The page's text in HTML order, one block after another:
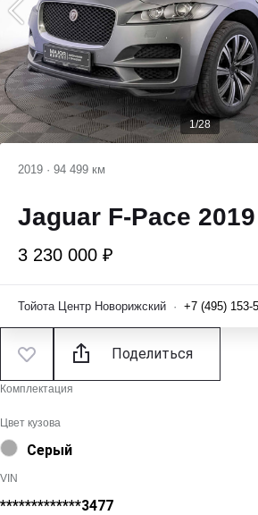
1/28
2019 · 94 499 км
Jaguar F-Pace 2019
3 230 000 ₽
Тойота Центр Новорижский · +7 (495) 153-
Поделиться
Комплектация
Цвет кузова
Серый
VIN
*************3477